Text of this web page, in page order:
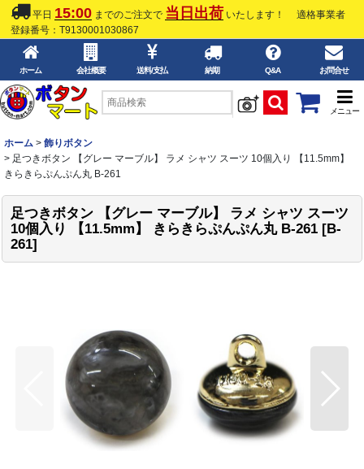
平日 15:00 までのご注文で 当日出荷 いたします！
適格事業者
登録番号：T9130001030867
ホーム 会社概要 送料/支払 納期 Q&A お問合せ
メニュー
ホーム > 飾りボタン
> 足つきボタン 【グレー マーブル】 ラメ シャツ スーツ 10個入り 【11.5mm】
きらきらぷんぷん丸 B-261
足つきボタン 【グレー マーブル】 ラメ シャツ スーツ
10個入り 【11.5mm】 きらきらぷんぷん丸 B-261 [B-
261]